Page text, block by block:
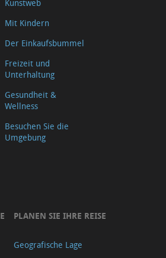
Kunstweb
Mit Kindern
Der Einkaufsbummel
Freizeit und
Unterhaltung
Gesundheit &
Wellness
Besuchen Sie die
Umgebung
PLANEN SIE IHRE REISE
Geografische Lage